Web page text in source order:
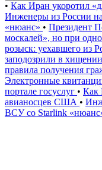
• Как Иран укоротил
Инженеры из России
«нюанс» • Президент
москалей», но при
розыск: уехавшего из
заподозрили в
правила получения
Электронные
портале госуслуг • Как
авианосцев США •
ВСУ со Starlink